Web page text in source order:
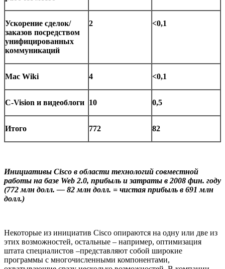
Ускорение сделок/
заказов посредством
унифицированных
коммуникаций
2 <0,1
Mac Wiki 4 <0,1
C-Vision и видеоблоги 10 0,5
Итого 772 82
Инициативы Cisco в области технологий совместной
работы на базе Web 2.0, прибыль и затраты в 2008 фин. году
(772 млн долл. — 82 млн долл. = чистая прибыль в 691 млн
долл.)
Некоторые из инициатив Cisco опираются на одну или две из
этих возможностей, остальные – например, оптимизация
штата специалистов –представляют собой широкие
программы с многочисленными компонентами,